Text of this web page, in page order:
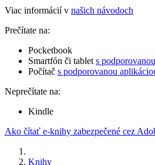
Viac informácií v našich návodoch
Prečítate na:
Pocketbook
Smartfón či tablet s
Počítač s podporovanou
Neprečítate na:
Kindle
Ako čítať e-knihy zabezpečené cez
Knihy